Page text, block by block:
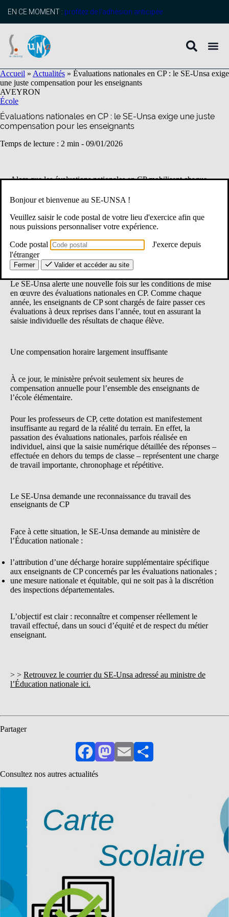
principal
EN CE MOMENT : profitez de l’adhésion anticipée
Accueil » Actualités » Évaluations nationales en CP : le SE-Unsa exige
une juste compensation pour les enseignants
AVEYRON
École
Évaluations nationales en CP : le SE-Unsa exige une juste
compensation pour les enseignants
Temps de lecture : 2 min - 09/01/2026
Alors que les évaluations nationales en CP mobilisent chaque
compensation horaire largement insuffisante au regard de la
charge réelle de travail. Le SE-Unsa réclame une reconnaissance
concrète et équitable de cet engagement indispensable au suivi
des élèves.
Évaluations nationales CP : une charge de travail sous-estimée
Le SE-Unsa alerte une nouvelle fois sur les conditions de mise
en œuvre des évaluations nationales en CP. Comme chaque
année, les enseignants de CP sont chargés de faire passer ces
évaluations à deux reprises dans l’année, tout en assurant la
saisie individuelle des résultats de chaque élève.
Une compensation horaire largement insuffisante
À ce jour, le ministère prévoit seulement six heures de
compensation annuelle pour l’ensemble des enseignants de
l’école élémentaire.
Pour les professeurs de CP, cette dotation est manifestement
insuffisante au regard de la réalité du terrain. En effet, la
passation des évaluations nationales, parfois réalisée en
individuel, ainsi que la saisie numérique détaillée des réponses –
effectuée en dehors du temps de classe – représentent une charge
de travail importante, chronophage et répétitive.
Le SE-Unsa demande une reconnaissance du travail des
enseignants de CP
Face à cette situation, le SE-Unsa demande au ministère de
l’Éducation nationale :
l’attribution d’une décharge horaire supplémentaire spécifique
aux enseignants de CP concernés par les évaluations nationales ;
une mesure nationale et équitable, qui ne soit pas à la discrétion
des inspections départementales.
L’objectif est clair : reconnaître et compenser réellement le
travail effectué, dans un souci d’équité et de respect du métier
enseignant.
> > Retrouvez le courrier du SE-Unsa adressé au ministre de
l’Éducation nationale ici.
Partager
FacebookMastodon
EmailPartager
Consultez nos autres actualités
Bonjour et bienvenue au SE-UNSA !
Veuillez saisir le code postal de votre lieu d'exercice afin que
nous puissions personnaliser votre expérience.
Code postal
J'exerce depuis
l'étranger
Fermer Valider et accéder au site